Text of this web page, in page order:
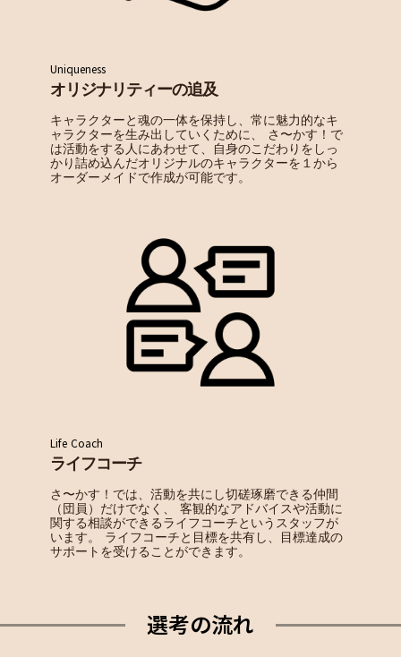
Uniqueness
オリジナリティーの追及
キャラクターと魂の一体を保持し、常に魅力的なキ
ャラクターを生み出していくために、 さ〜かす！で
は活動をする人にあわせて、自身のこだわりをしっ
かり詰め込んだオリジナルのキャラクターを１から
オーダーメイドで作成が可能です。
Life Coach
ライフコーチ
さ〜かす！では、活動を共にし切磋琢磨できる仲間
（団員）だけでなく、 客観的なアドバイスや活動に
関する相談ができるライフコーチというスタッフが
います。 ライフコーチと目標を共有し、目標達成の
サポートを受けることができます。
選考の流れ